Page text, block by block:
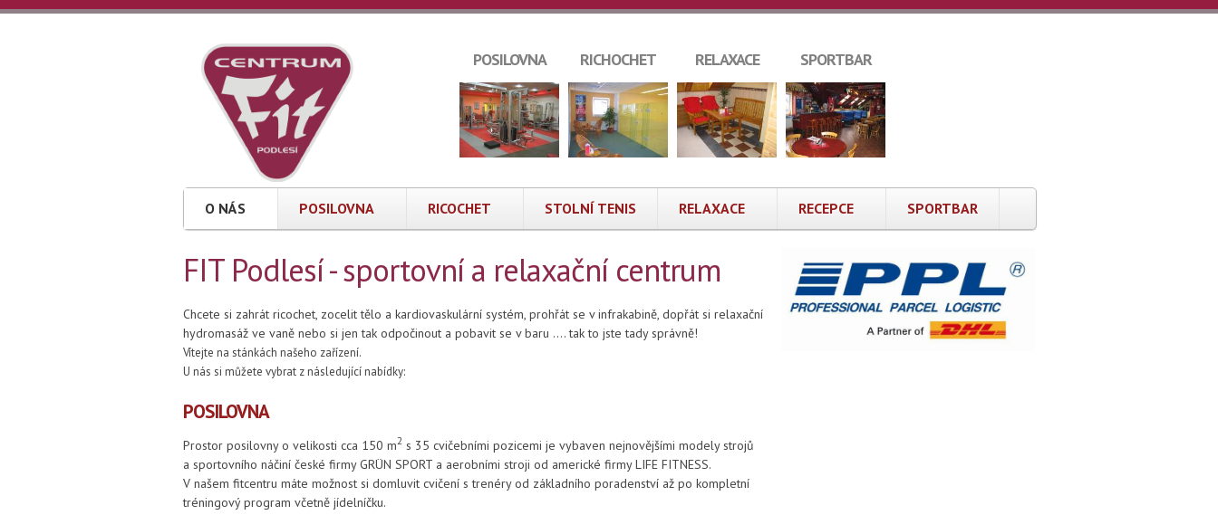
Přejít k hlavnímu obsahu
FIT
Podlesí
sportovní
relaxační
centrum,
sportbar
a
kavárna
POSILOVNA RICHOCHET RELAXACE SPORTBAR
O NÁS POSILOVNA RICOCHET STOLNÍ TENIS RELAXACE RECEPCE SPORTBAR
FIT Podlesí - sportovní a relaxační centrum
Chcete si zahrát ricochet, zocelit tělo a kardiovaskulární systém, prohřát se v infrakabině, dopřát si relaxační
hydromasáž ve vaně nebo si jen tak odpočinout a pobavit se v baru …. tak to jste tady správně!
Vítejte na stánkách našeho zařízení.
U nás si můžete vybrat z následující nabídky:
POSILOVNA
Prostor posilovny o velikosti cca 150 m2 s 35 cvičebními pozicemi je vybaven nejnovějšími modely strojů
a sportovního náčiní české firmy GRÜN SPORT a aerobními stroji od americké firmy LIFE FITNESS.
V našem fitcentru máte možnost si domluvit cvičení s trenéry od základního poradenství až po kompletní
tréningový program včetně jídelníčku.